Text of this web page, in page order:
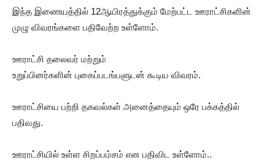
இந்த இணையத்தில் 12ஆயிரத்துக்கும் மேற்பட்ட ஊராட்சிகளின்
முழு விவரங்களை பதிவேற்ற உள்ளோம்.
ஊராட்சி தலைவர் மற்றும்
உறுப்பினர்களின் புகைப்படங்பளுடன் கூடிய விவரம்.
ஊராட்சியை பற்றி தகவல்கள் அனைத்தையும் ஒரே பக்கத்தில்
பதிவது.
ஊராட்சியில் உள்ள சிறப்பம்சம் என பதிவிட உள்ளோம்..